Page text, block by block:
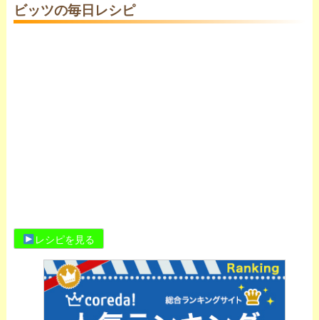
ビッツの毎日レシピ
レシピを見る